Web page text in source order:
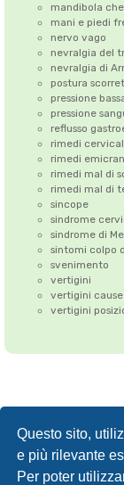
Questo sito,
e più rilevante
Per poter
mandibola
mani e piedi
nervo vago
nevralgia del
nevralgia di
postura
pressione
pressione
reflusso
rimedi
rimedi
rimedi mal di
rimedi mal di
sincope
sindrome
sindrome di
sintomi colpo
svenimento
vertigini
vertigini cause
vertigini
Cefalea